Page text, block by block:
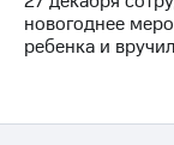
новогоднее
ребенка и